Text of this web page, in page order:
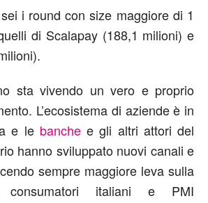
i round con size maggiore di 1
di Scalapay (188,1 milioni) e
sta vivendo un vero e proprio
L’ecosistema di aziende è in
e le banchee gli altri attori del
hanno sviluppato nuovi canali e
sempre maggiore leva sulla
consumatori italiani e PMI